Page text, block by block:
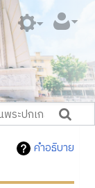
คำอธิบาย